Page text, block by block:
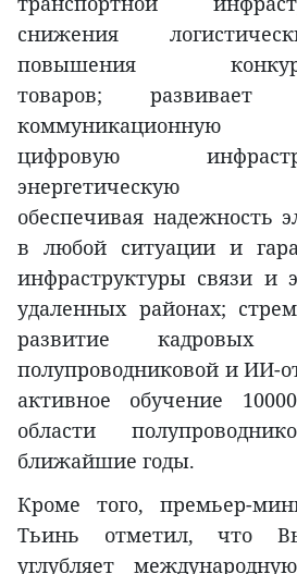
снижения
повышения
товаров; развивает
коммуникационную
цифровую
энергетическую
обеспечивая надежность
в любой ситуации и
инфраструктуры связи и
удаленных районах;
развитие кадровых
полупроводниковой и ИИ-
активное обучение
области
ближайшие годы.
Кроме того, премьер-
Тьинь отметил, что
углубляет